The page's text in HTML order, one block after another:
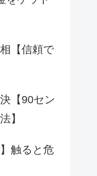
【信頼で
【90セン
】
触ると危